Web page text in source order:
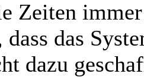
Zeiten
dass das
dazu